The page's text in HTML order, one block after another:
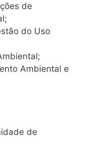
de
do Uso
Ambiental e
de